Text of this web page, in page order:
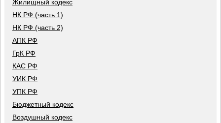
Жилищный кодекс
НК РФ (часть 1)
НК РФ (часть 2)
АПК РФ
ГрК РФ
КАС РФ
УИК РФ
УПК РФ
Бюджетный кодекс
Воздушный кодекс